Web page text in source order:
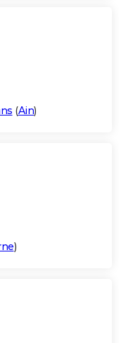
(Ain)
)